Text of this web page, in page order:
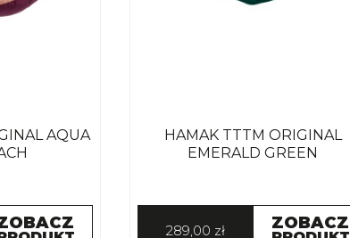
AQUA
HAMAK TTTM ORIGINAL
EMERALD GREEN
289,00 zł ZOBACZ